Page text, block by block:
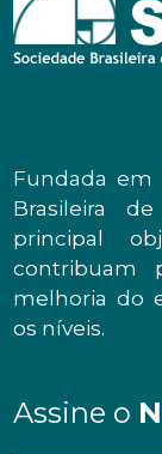
Fundada em
Brasileira
principal
contribuam
melhoria do
os níveis.
Assine o